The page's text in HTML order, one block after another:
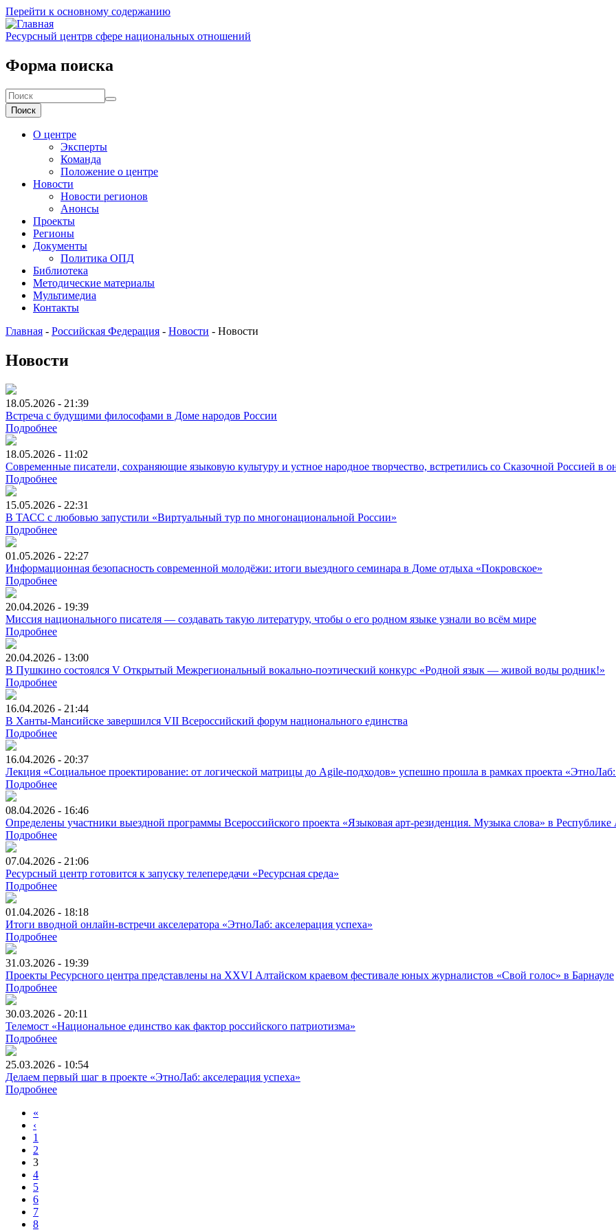
Перейти к основному содержанию
Ресурсный центрв сфере национальных отношений
Форма поиска
Поиск
О центре
Эксперты
Команда
Положение о центре
Новости
Новости регионов
Анонсы
Проекты
Регионы
Документы
Политика ОПД
Библиотека
Методические материалы
Мультимедиа
Контакты
Главная - Российская Федерация - Новости - Новости
Новости
18.05.2026 - 21:39
Встреча с будущими философами в Доме народов России
Подробнее
18.05.2026 - 11:02
Современные писатели, сохраняющие языковую культуру и устное народное творчество, встретились со Сказочной Россией в
Подробнее
15.05.2026 - 22:31
В ТАСС с любовью запустили «Виртуальный тур по многонациональной России»
Подробнее
01.05.2026 - 22:27
Информационная безопасность современной молодёжи: итоги выездного семинара в Доме отдыха «Покровское»
Подробнее
20.04.2026 - 19:39
Миссия национального писателя ― создавать такую литературу, чтобы о его родном языке узнали во всём мире
Подробнее
20.04.2026 - 13:00
В Пушкино состоялся V Открытый Межрегиональный вокально-поэтический конкурс «Родной язык ― живой воды родник!»
Подробнее
16.04.2026 - 21:44
В Ханты-Мансийске завершился VII Всероссийский форум национального единства
Подробнее
16.04.2026 - 20:37
Лекция «Социальное проектирование: от логической матрицы до Agile‑подходов» успешно прошла в рамках проекта «ЭтноЛаб:
Подробнее
08.04.2026 - 16:46
Определены участники выездной программы Всероссийского проекта «Языковая арт-резиденция. Музыка слова» в Республике
Подробнее
07.04.2026 - 21:06
Ресурсный центр готовится к запуску телепередачи «Ресурсная среда»
Подробнее
01.04.2026 - 18:18
Итоги вводной онлайн‑встречи акселератора «ЭтноЛаб: акселерация успеха»
Подробнее
31.03.2026 - 19:39
Проекты Ресурсного центра представлены на XXVI Алтайском краевом фестивале юных журналистов «Свой голос» в Барнауле
Подробнее
30.03.2026 - 20:11
Телемост «Национальное единство как фактор российского патриотизма»
Подробнее
25.03.2026 - 10:54
Делаем первый шаг в проекте «ЭтноЛаб: акселерация успеха»
Подробнее
«
‹
1
2
3
4
5
6
7
8